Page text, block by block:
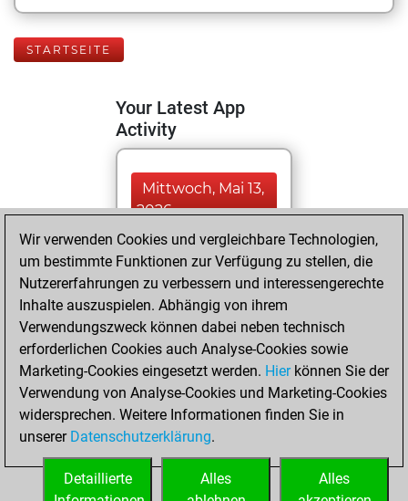
STARTSEITE
Your Latest App
Activity
Mittwoch, Mai 13,
2026
You totalled
102 tactics positions
Tactics
You
solved 79 tactics
positions
You achieved
an Elo of 2078 in
tactics positions
You had a best
sprint of 36 positions
Wir verwenden Cookies und vergleichbare Technologien,
um bestimmte Funktionen zur Verfügung zu stellen, die
Nutzererfahrungen zu verbessern und interessengerechte
Inhalte auszuspielen. Abhängig von ihrem
Verwendungszweck können dabei neben technisch
erforderlichen Cookies auch Analyse-Cookies sowie
Marketing-Cookies eingesetzt werden. Hierkönnen Sie der
Verwendung von Analyse-Cookies und Marketing-Cookies
widersprechen. Weitere Informationen finden Sie in
unserer Datenschutzerklärung.
Alles
Alles
Detaillierte